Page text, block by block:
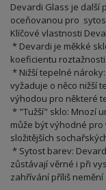
Devardi Glass je další
oceňovanou pro
Klíčové vlastnosti
* Devardi je měkké
koeficientu roztažnosti.
* Nižší tepelné
vyžaduje o něco nižší
výhodou pro některé
* "Tužší" sklo: Mnozí
může být výhodné
složitějších
* Sytost barev:
zůstávají věrné i při
zahřívání příliš